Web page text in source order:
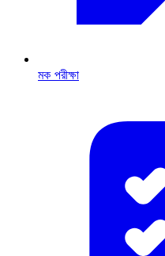
মক পরীক্ষা